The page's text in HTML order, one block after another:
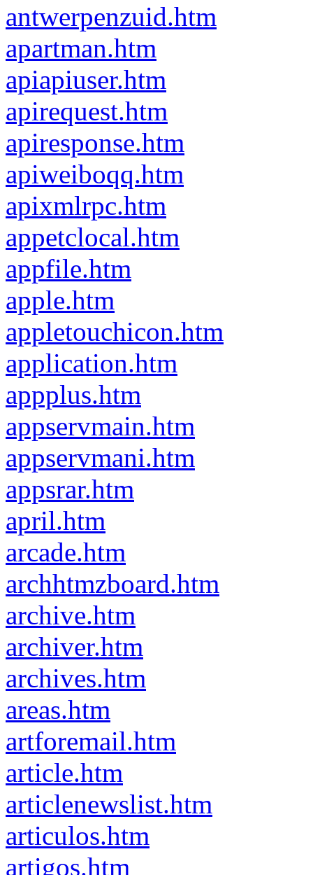
antwerpenzuid.htm
apartman.htm
apiapiuser.htm
apirequest.htm
apiresponse.htm
apiweiboqq.htm
apixmlrpc.htm
appetclocal.htm
appfile.htm
apple.htm
appletouchicon.htm
application.htm
appplus.htm
appservmain.htm
appservmani.htm
appsrar.htm
april.htm
arcade.htm
archhtmzboard.htm
archive.htm
archiver.htm
archives.htm
areas.htm
artforemail.htm
article.htm
articlenewslist.htm
articulos.htm
artigos.htm